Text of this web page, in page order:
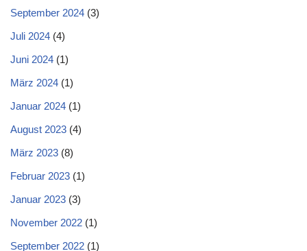
September 2024 (3)
Juli 2024 (4)
Juni 2024 (1)
März 2024 (1)
Januar 2024 (1)
August 2023 (4)
März 2023 (8)
Februar 2023 (1)
Januar 2023 (3)
November 2022 (1)
September 2022 (1)